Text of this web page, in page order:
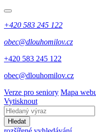
+420 583 245 122
obec@dlouhomilov.cz
+420 583 245 122
obec@dlouhomilov.cz
Verze pro seniory Mapa
Vytisknout
Hledat